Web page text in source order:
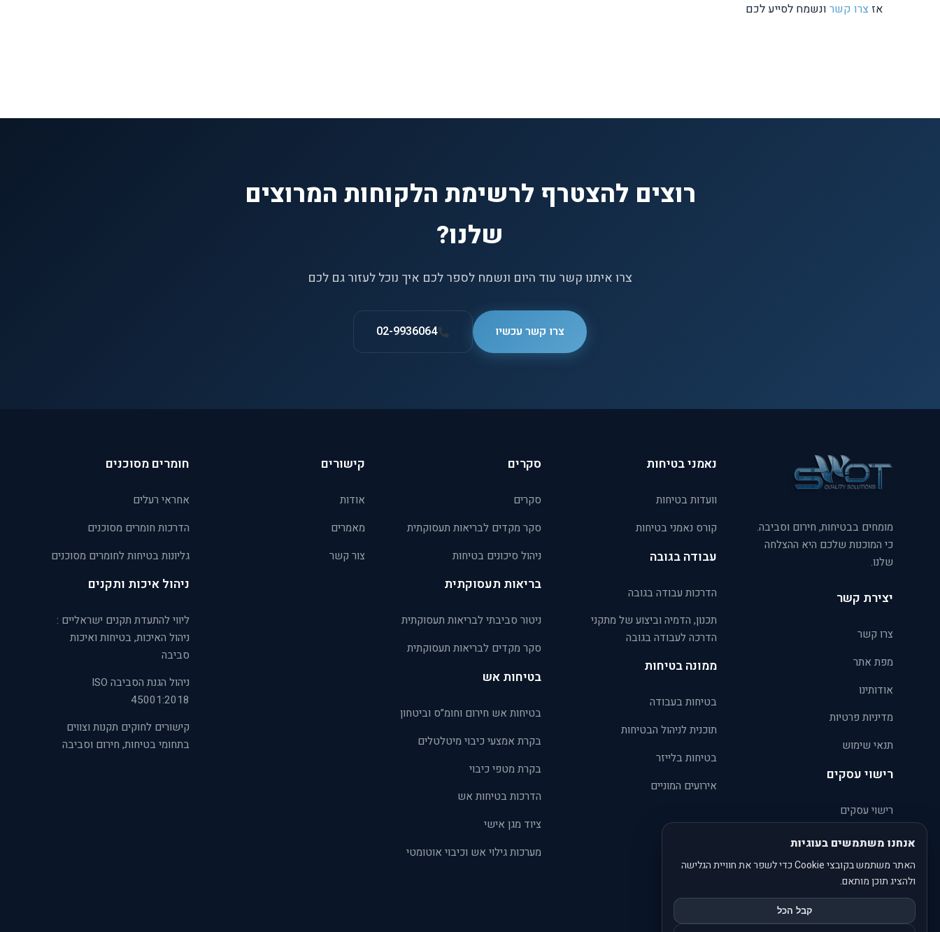
אז צרו קשר ונשמח לסייע לכם
רוצים להצטרף לרשימת הלקוחות המרוצים
שלנו?
צרו איתנו קשר עוד היום ונשמח לספר לכם איך נוכל לעזור גם לכם
צרו קשר עכשיו 02-9936064
מומחים בבטיחות, חירום וסביבה.
כי המוכנות שלכם היא ההצלחה
שלנו.
יצירת קשר
צרו קשר
מפת אתר
אודותינו
מדיניות פרטיות
תנאי שימוש
רישוי עסקים
רישוי עסקים
טפסים אחידים לרישוי עסקים
רישוי עסקים במפעל – סיפור
הצלחה
נאמני בטיחות
וועדות בטיחות
קורס נאמני בטיחות
עבודה בגובה
הדרכות עבודה בגובה
תכנון, הדמיה וביצוע של מתקני
הדרכה לעבודה בגובה
ממונה בטיחות
בטיחות בעבודה
תוכנית לניהול הבטיחות
בטיחות בלייזר
אירועים המוניים
סקרים
סקרים
סקר מקדים לבריאות תעסוקתית
ניהול סיכונים בטיחות
בריאות תעסוקתית
ניטור סביבתי לבריאות תעסוקתית
סקר מקדים לבריאות תעסוקתית
בטיחות אש
בטיחות אש חירום וחומ”ס וביטחון
בקרת אמצעי כיבוי מיטלטלים
בקרת מטפי כיבוי
הדרכות בטיחות אש
ציוד מגן אישי
מערכות גילוי אש וכיבוי אוטומטי
קישורים
אודות
מאמרים
צור קשר
חומרים מסוכנים
אחראי רעלים
הדרכות חומרים מסוכנים
גליונות בטיחות לחומרים מסוכנים
ניהול איכות ותקנים
ליווי להתעדת תקנים ישראליים :
ניהול האיכות, בטיחות ואיכות
סביבה
ניהול הגנת הסביבה ISO
45001:2018
קישורים לחוקים תקנות וצווים
בתחומי בטיחות, חירום וסביבה
אנחנו משתמשים בעוגיות
האתר משתמש בקובצי Cookie כדי לשפר את חוויית הגלישה
ולהציג תוכן מותאם.
קבל הכל